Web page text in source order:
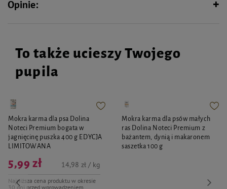
Opinie:
To także ucieszy Twojego
pupila
Mokra karma dla psa Dolina
Noteci Premium bogata w
jagnięcinę puszka 400 g EDYCJA
LIMITOWANA
5,99 zł
Najniższa cena produktu w okresie
30 dni przed wprowadzeniem
14,98 zł / kg
Mokra karma dla psów małych
ras Dolina Noteci Premium z
bażantem, dynią i makaronem
saszetka 100 g